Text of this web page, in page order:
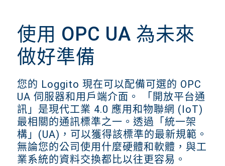
使用 OPC UA 為未來
做好準備
您的 Loggito 現在可以配備可選的 OPC
UA 伺服器和用戶端介面。 「開放平台通
訊」是現代工業 4.0 應用和物聯網 (IoT)
最相關的通訊標準之一。透過「統一架
構」(UA)，可以獲得該標準的最新規範。
無論您的公司使用什麼硬體和軟體，與工
業系統的資料交換都比以往更容易。